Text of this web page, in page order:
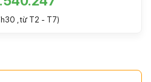
, từ T2 - T7)